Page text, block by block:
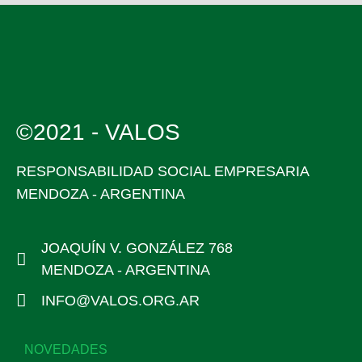
©2021 - VALOS
RESPONSABILIDAD SOCIAL EMPRESARIA
MENDOZA - ARGENTINA
JOAQUÍN V. GONZÁLEZ 768
MENDOZA - ARGENTINA
INFO@VALOS.ORG.AR
NOVEDADES